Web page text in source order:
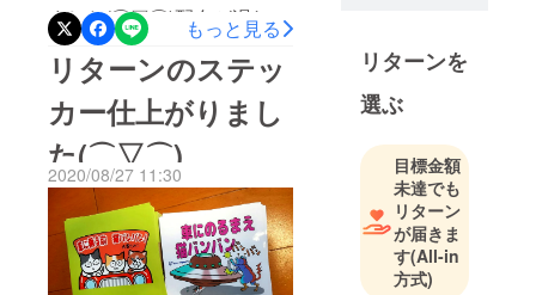
ました(⌒▽⌒)配布が遅れて
すみません＞＜今月中にみ
なさまのお手元に届くよう
にいたします。そしてコミ
ケ（ミケ）の様子です。↓元
気に砂を散らかしていま
す。とても楽しそうです。
もっと見る
リターンのステッ
カー仕上がりまし
た(⌒▽⌒)
2020/08/27 11:30
リターンを
選ぶ
目標金額
未達でも
リターン
が届きま
す(All-in
方式)